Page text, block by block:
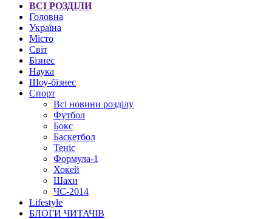
ВСІ РОЗДІЛИ
Головна
Україна
Місто
Світ
Бізнес
Наука
Шоу-бізнес
Спорт
Всі новини розділу
Футбол
Бокс
Баскетбол
Теніс
Формула-1
Хокей
Шахи
ЧС-2014
Lifestyle
БЛОГИ ЧИТАЧІВ